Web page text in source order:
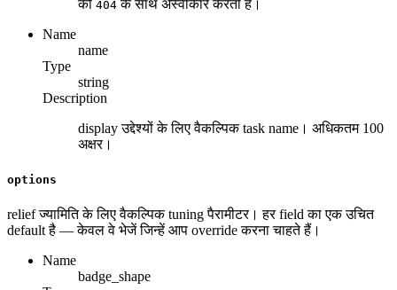
को 404 के साथ अस्वीकार करता है।
Name
name
Type
string
Description
display उद्देश्यों के लिए वैकल्पिक task name। अधिकतम 100
अक्षर।
options
relief ज्यामिति के लिए वैकल्पिक tuning पैरामीटर। हर field का एक उचित
default है — केवल वे भेजें जिन्हें आप override करना चाहते हैं।
Name
badge_shape